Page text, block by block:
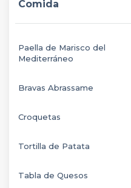
Comida
Paella de Marisco del
Mediterráneo
Bravas Abrassame
Croquetas
Tortilla de Patata
Tabla de Quesos